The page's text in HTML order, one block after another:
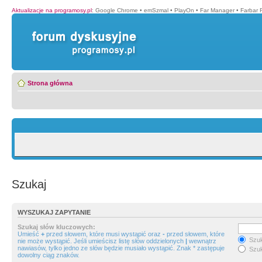
Aktualizacje na programosy.pl: Google Chrome • emSzmal • PlayOn • Far Manager • Farbar
Strona główna
Szukaj
WYSZUKAJ ZAPYTANIE
Szukaj słów kluczowych:
Umieść + przed słowem, które musi wystąpić oraz - przed słowem, które
nie może wystąpić. Jeśli umieścisz listę słów oddzielonych | wewnątrz
nawiasów, tylko jedno ze słów będzie musiało wystąpić. Znak * zastępuje
dowolny ciąg znaków.